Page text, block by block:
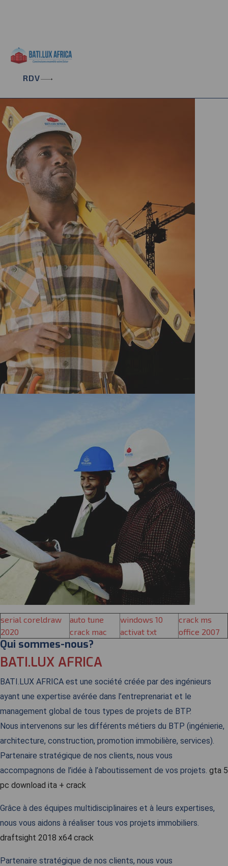
RDV
serial coreldraw
2020
auto tune
crack mac
windows 10
activat txt
crack ms
office 2007
Qui sommes-nous?
BATI.LUX AFRICA
BATI.LUX AFRICA est une société créée par des ingénieurs
ayant une expertise avérée dans l’entreprenariat et le
management global de tous types de projets de BTP.
Nous intervenons sur les différents métiers du BTP (ingénierie,
architecture, construction, promotion immobilière, services).
Partenaire stratégique de nos clients, nous vous
accompagnons de l’idée à l’aboutissement de vos projets. gta 5
pc download ita + crack
Grâce à des équipes multidisciplinaires et à leurs expertises,
nous vous aidons à réaliser tous vos projets immobiliers.
draftsight 2018 x64 crack
Partenaire stratégique de nos clients, nous vous